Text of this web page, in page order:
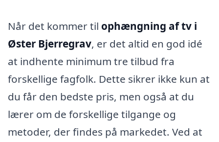
Når det kommer til ophængning af tv i
Øster Bjerregrav, er det altid en god idé
at indhente minimum tre tilbud fra
forskellige fagfolk. Dette sikrer ikke kun at
du får den bedste pris, men også at du
lærer om de forskellige tilgange og
metoder, der findes på markedet. Ved at